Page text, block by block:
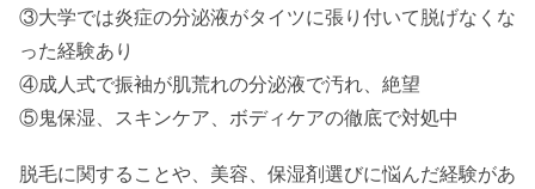
③大学では炎症の分泌液がタイツに張り付いて脱げなくな
った経験あり
④成人式で振袖が肌荒れの分泌液で汚れ、絶望
⑤鬼保湿、スキンケア、ボディケアの徹底で対処中
脱毛に関することや、美容、保湿剤選びに悩んだ経験があ